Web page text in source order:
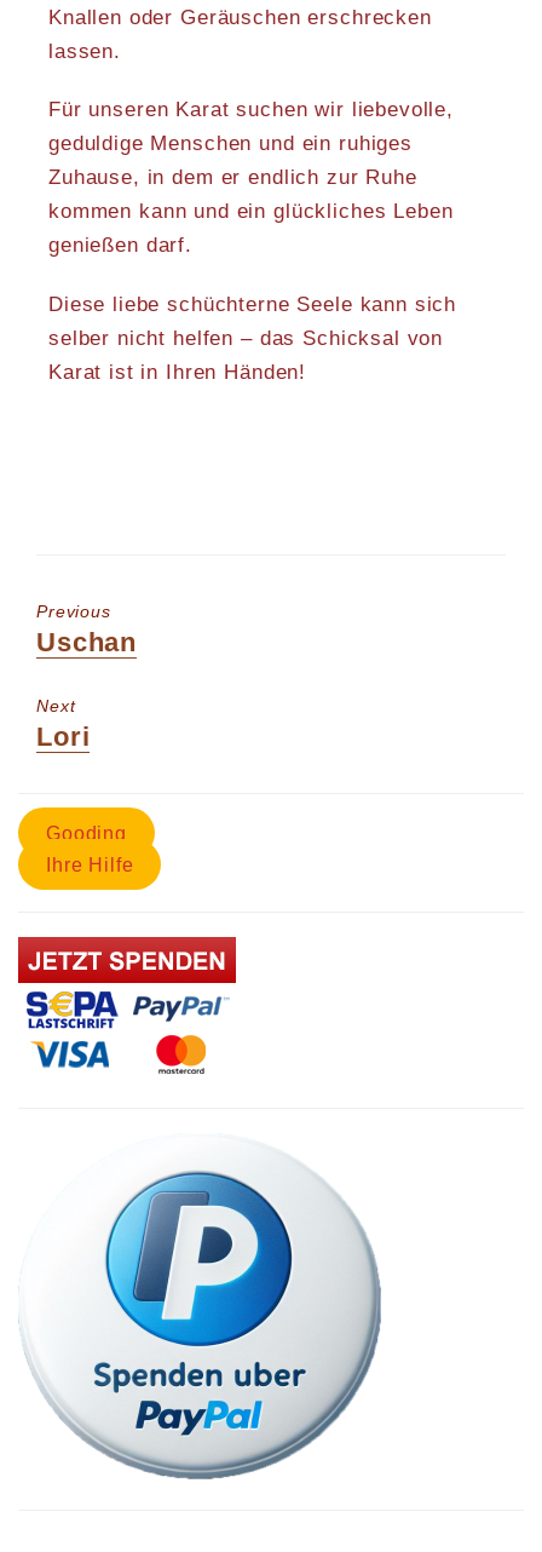
Knallen oder Geräuschen erschrecken
lassen.
Für unseren Karat suchen wir liebevolle,
geduldige Menschen und ein ruhiges
Zuhause, in dem er endlich zur Ruhe
kommen kann und ein glückliches Leben
genießen darf.
Diese liebe schüchterne Seele kann sich
selber nicht helfen – das Schicksal von
Karat ist in Ihren Händen!
Previous
Uschan
Next
Lori
Gooding
Ihre Hilfe